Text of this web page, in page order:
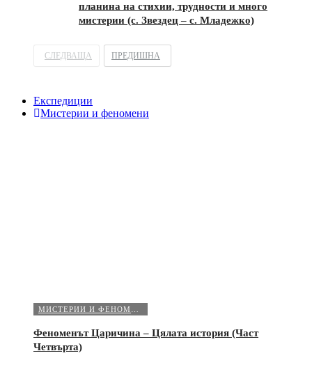
планина на стихии, трудности и много
мистерии (с. Звездец – с. Младежко)
СЛЕДВАЩА ПРЕДИШНА
Експедиции
Мистерии и феномени
Феноменът Царичина – Цялата история (Част
Четвърта)